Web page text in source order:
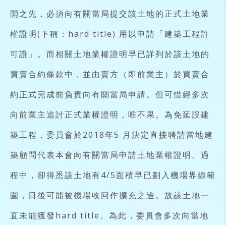
開之先，必須向有關當局提交該土地的正式土地業
權證明(下稱：hard title) 用以申請「建築工程許
可證」。而相關土地業權證明早已詳列於該土地的
買賣合約條款中，並由賣方（即前業主）於買賣合
約正式完成前負責向有關當局申請。但可惜經多次
向前業主追討正式業權證明，唯不果。為免延誤建
築工程，委員會於2018年5 月決定直接聘請當地建
築顧問代表本會向有關當局申請土地業權證明。過
程中，卻得悉該土地有4/5面積早已劃入機場界線範
圍，日後可能被機場收回作擴充之途。故該土地一
直未能獲發hard title。為此，委員會多次向當地